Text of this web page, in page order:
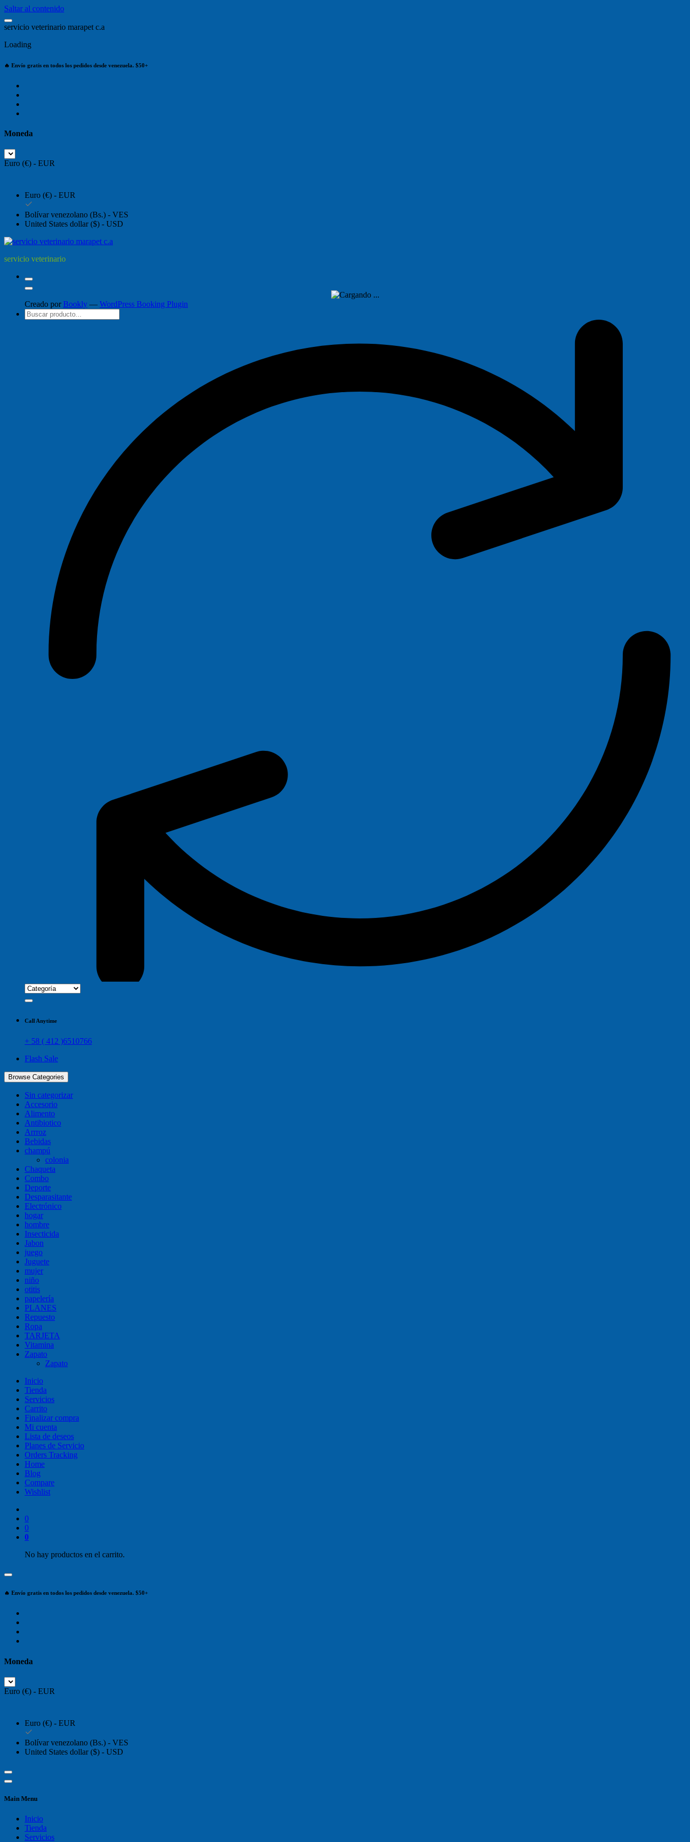
Saltar al contenido
servicio veterinario marapet c.a
Loading
🔥 Envío gratis en todos los pedidos desde venezuela. $50+
Moneda
Euro (€) - EUR
Euro (€) - EUR
Bolívar venezolano (Bs.) - VES
United States dollar ($) - USD
servicio veterinario
Creado por Bookly — WordPress Booking Plugin
Call Anytime
+ 58 ( 412 )6510766
Flash Sale
Browse Categories
Sin categorizar
Accesorio
Alimento
Antibiotico
Arrroz
Bebidas
champú
colonia
Chaqueta
Combo
Deporte
Desparasitante
Electrónico
hogar
hombre
Insecticida
Jabon
juego
Juguete
mujer
niño
otitis
papelería
PLANES
Repuesto
Ropa
TARJETA
Vitamina
Zapato
Zapato
Inicio
Tienda
Servicios
Carrito
Finalizar compra
Mi cuenta
Lista de deseos
Planes de Servicio
Orders Tracking
Home
Blog
Compare
Wishlist
0
0
0
No hay productos en el carrito.
🔥 Envío gratis en todos los pedidos desde venezuela. $50+
Moneda
Euro (€) - EUR
Euro (€) - EUR
Bolívar venezolano (Bs.) - VES
United States dollar ($) - USD
Main Menu
Inicio
Tienda
Servicios